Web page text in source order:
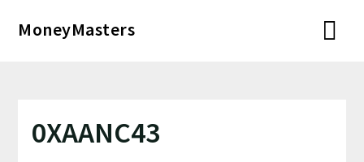
MoneyMasters
0XAANC43